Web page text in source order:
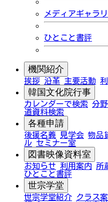
メディアギャラ
ひとこと書評
機関紹介
挨拶 沿革 主要活動
韓国文化院行事
カレンダーで検索 分
道資料検索
各種申請
後援名義 見学会 物品
ル セミナー室
図書映像資料室
お知らせ 利用案内 所
ひとこと書評
世宗学堂
世宗学堂紹介 クラス